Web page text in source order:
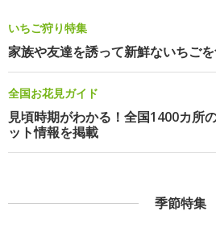
いちご狩り特集
家族や友達を誘って新鮮ないちご
全国お花見ガイド
見頃時期がわかる！全国1400カ所
ット情報を掲載
季節特集